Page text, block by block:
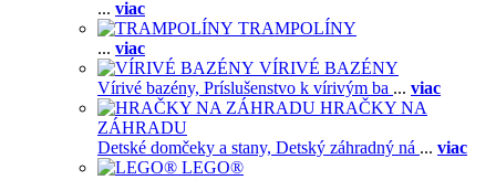
... viac
TRAMPOLÍNY
... viac
VÍRIVÉ BAZÉNY
Vírivé bazény, Príslušenstvo k vírivým ba ... viac
HRAČKY NA
ZÁHRADU
Detské domčeky a stany, Detský záhradný ná ... viac
LEGO®